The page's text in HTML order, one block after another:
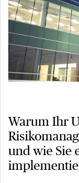
Warum Ihr
und wie Sie